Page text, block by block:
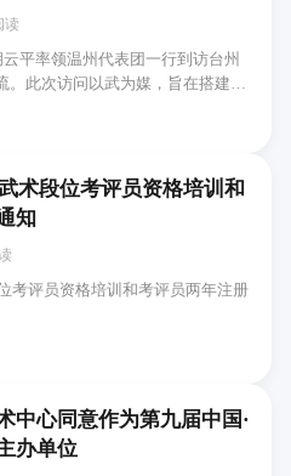
读
平率领温州代表团一行到访台州
。此次访问以武为媒，旨在搭建两
术段位考评员资格培训和
知
考评员资格培训和考评员两年注册
中心同意作为第九届中国·
办单位